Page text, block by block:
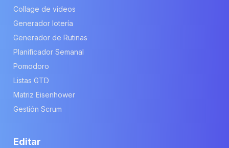
Collage de videos
Generador lotería
Generador de Rutinas
Planificador Semanal
Pomodoro
Listas GTD
Matriz Eisenhower
Gestión Scrum
Editar